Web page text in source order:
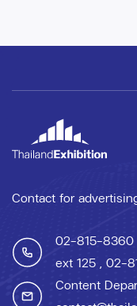
Contact for
02-815-8360
ext 125 , 02-
Content